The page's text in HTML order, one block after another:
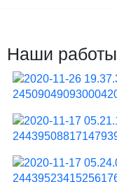
Наши работы